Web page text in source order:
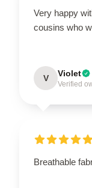
Very happy
cousins who
V Violet
Verified
Breathable